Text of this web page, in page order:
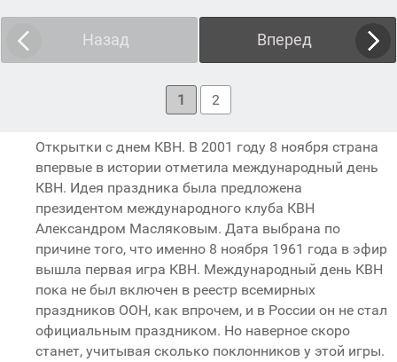
Назад Вперед
1 2
Открытки с днем КВН. В 2001 году 8 ноября страна
впервые в истории отметила международный день
КВН. Идея праздника была предложена
президентом международного клуба КВН
Александром Масляковым. Дата выбрана по
причине того, что именно 8 ноября 1961 года в эфир
вышла первая игра КВН. Международный день КВН
пока не был включен в реестр всемирных
праздников ООН, как впрочем, и в России он не стал
официальным праздником. Но наверное скоро
станет, учитывая сколько поклонников у этой игры.